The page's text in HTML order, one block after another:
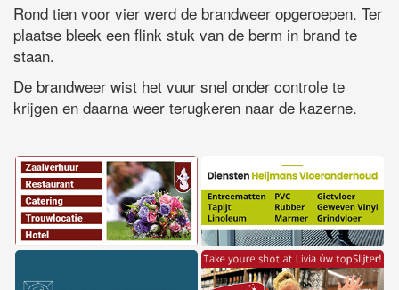
Rond tien voor vier werd de brandweer opgeroepen. Ter
plaatse bleek een flink stuk van de berm in brand te
staan.
De brandweer wist het vuur snel onder controle te
krijgen en daarna weer terugkeren naar de kazerne.